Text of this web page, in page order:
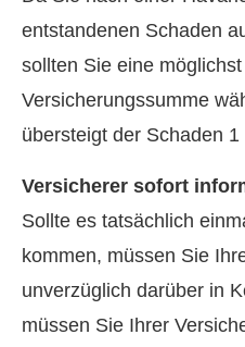
entstandenen Schaden
sollten Sie eine
Versicherungssumme
übersteigt der Schaden
Versicherer sofort
Sollte es tatsächlich
kommen, müssen Sie
unverzüglich darüber in
müssen Sie Ihrer